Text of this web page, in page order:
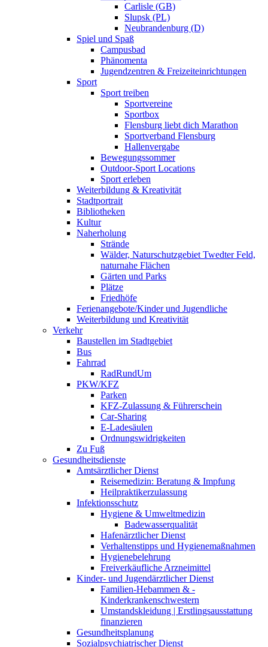
Carlisle (GB)
Slupsk (PL)
Neubrandenburg (D)
Spiel und Spaß
Campusbad
Phänomenta
Jugendzentren & Freizeiteinrichtungen
Sport
Sport treiben
Sportvereine
Sportbox
Flensburg liebt dich Marathon
Sportverband Flensburg
Hallenvergabe
Bewegungssommer
Outdoor-Sport Locations
Sport erleben
Weiterbildung & Kreativität
Stadtportrait
Bibliotheken
Kultur
Naherholung
Strände
Wälder, Naturschutzgebiet Twedter Feld,
naturnahe Flächen
Gärten und Parks
Plätze
Friedhöfe
Ferienangebote/Kinder und Jugendliche
Weiterbildung und Kreativität
Verkehr
Baustellen im Stadtgebiet
Bus
Fahrrad
RadRundUm
PKW/KFZ
Parken
KFZ-Zulassung & Führerschein
Car-Sharing
E-Ladesäulen
Ordnungswidrigkeiten
Zu Fuß
Gesundheitsdienste
Amtsärztlicher Dienst
Reisemedizin: Beratung & Impfung
Heilpraktikerzulassung
Infektionsschutz
Hygiene & Umweltmedizin
Badewasserqualität
Hafenärztlicher Dienst
Verhaltenstipps und Hygienemaßnahmen
Hygienebelehrung
Freiverkäufliche Arzneimittel
Kinder- und Jugendärztlicher Dienst
Familien-Hebammen & -
Kinderkrankenschwestern
Umstandskleidung | Erstlingsausstattung
finanzieren
Gesundheitsplanung
Sozialpsychiatrischer Dienst